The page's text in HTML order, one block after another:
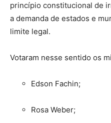
princípio constitucional de
a demanda de estados e
limite legal.
Votaram nesse sentido os
Edson Fachin;
Rosa Weber;